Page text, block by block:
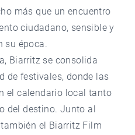
más que un encuentro
ciudadano, sensible y
su época.
Biarritz se consolida
de festivales, donde las
el calendario local tanto
del destino. Junto al
el Biarritz Film